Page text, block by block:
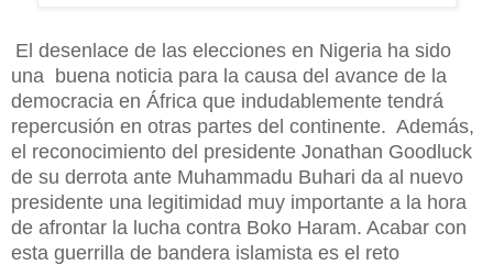
El desenlace de las elecciones en Nigeria ha sido
una buena noticia para la causa del avance de la
democracia en África que indudablemente tendrá
repercusión en otras partes del continente. Además,
el reconocimiento del presidente Jonathan Goodluck
de su derrota ante Muhammadu Buhari da al nuevo
presidente una legitimidad muy importante a la hora
de afrontar la lucha contra Boko Haram. Acabar con
esta guerrilla de bandera islamista es el reto